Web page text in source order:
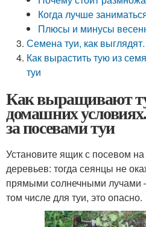
Когда лучше
Плюсы и минусы
Семена туи, как
Как вырастить тую из
туи
Как выращивают
домашних
за посевами туи
Установите ящик с посевом
деревьев: тогда сеянцы не
прямыми солнечными лучами
том числе для туи, это опасно.